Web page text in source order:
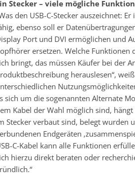
Stecker – viele mögliche
den USB-C-Stecker auszeichnet:
ebenso soll er
Port und DVI ermöglichen und
ersetzen. Welche Funktionen
bringt, das müssen Käufer bei der
herauslesen“,
sich um die sogenannten Alternate
Kabel der Wahl möglich sind,
Stecker verbaut sind, belegt wurden
Endgeräten
C-Kabel kann alle Funktionen
hierzu direkt beraten oder